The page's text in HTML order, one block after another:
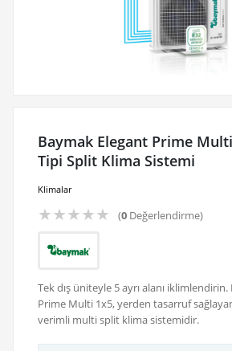
Baymak Elegant Prime
Tipi Split Klima Sistemi
Klimalar
★★★★★ (0Değerlendirme)
Tek dış üniteyle 5 ayrı alanı
Prime Multi 1x5, yerden tasarruf
verimli multi split klima sistemidir.